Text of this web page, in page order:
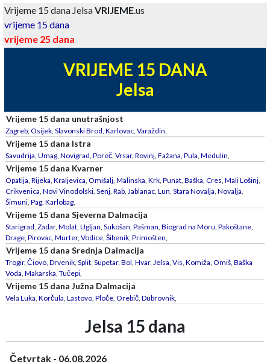
Vrijeme 15 dana JelsaVRIJEME.us
vrijeme 15 dana
vrijeme 25 dana
VRIJEME 15 DANA
Jelsa
Vrijeme 15 dana unutrašnjost
Zagreb, Osijek, Slavonski Brod, Karlovac, Varaždin,
Vrijeme 15 dana Istra
Savudrija, Umag, Novigrad, Poreč, Vrsar, Rovinj, Fažana, Pula, Medulin,
Vrijeme 15 dana Kvarner
Opatija, Rijeka, Kraljevica, Omišalj, Malinska, Krk, Punat, Baška, Cres, Mali Lošinj,
Crikvenica, Novi Vinodolski, Senj, Rab, Jablanac, Lun, Stara Novalja, Novalja,
Šimuni, Pag, Karlobag,
Vrijeme 15 dana Sjeverna Dalmacija
Starigrad, Zadar, Molat, Ugljan, Sukošan, Pašman, Biograd na Moru, Pakoštane,
Drage, Pirovac, Murter, Vodice, Šibenik, Primošten,
Vrijeme 15 dana Srednja Dalmacija
Trogir, Čiovo, Drvenik, Split, Supetar, Bol, Hvar, Jelsa, Vis, Komiža, Omiš, Baška
Voda, Makarska, Tučepi,
Vrijeme 15 dana Južna Dalmacija
Vela Luka, Korčula, Lastovo, Ploče, Orebič, Dubrovnik,
Jelsa 15 dana
Četvrtak - 06.08.2026